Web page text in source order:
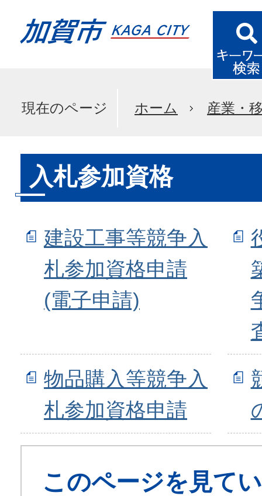
現在のページ ホーム 産業・
入札参加資格
建設工事等競争入
札参加資格申請
(電子申請)
物品購入等競争入
札参加資格申請
このページを見て